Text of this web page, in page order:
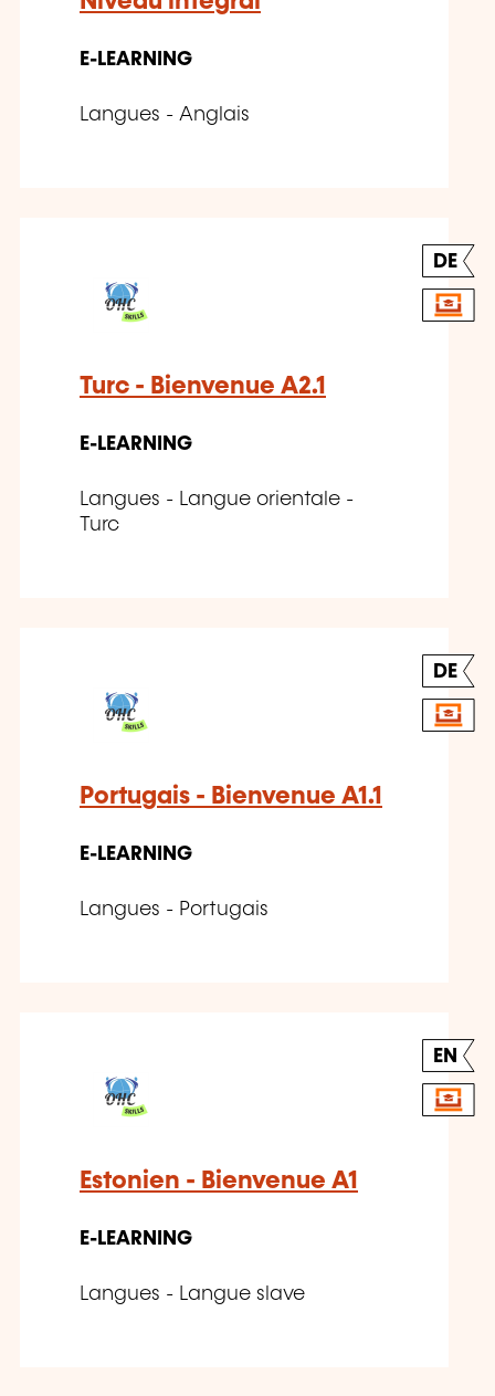
E-LEARNING
Langues - Anglais
DE
Turc - Bienvenue A2.1
E-LEARNING
Langues - Langue orientale -
Turc
DE
Portugais - Bienvenue A1.1
E-LEARNING
Langues - Portugais
EN
Estonien - Bienvenue A1
E-LEARNING
Langues - Langue slave